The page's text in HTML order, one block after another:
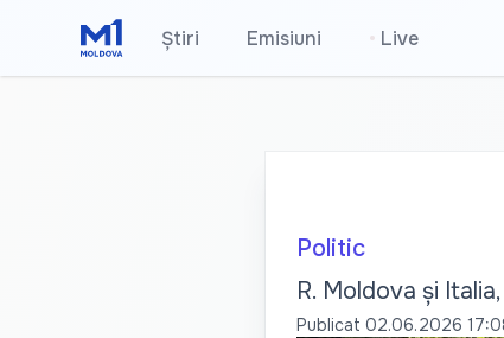
Știri Emisiuni • Live
Politic
R. Moldova și
Publicat 02.06.2026